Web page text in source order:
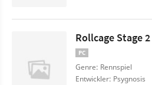
Rollcage Stage 2
PC
Genre: Rennspiel
Entwickler: Psygnosis